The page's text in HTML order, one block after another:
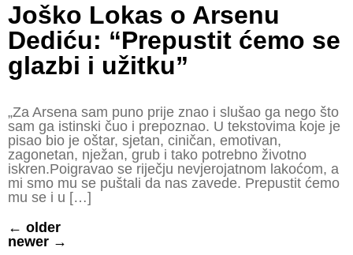
Joško Lokas o Arsenu
Dediću: “Prepustit ćemo se
glazbi i užitku”
„Za Arsena sam puno prije znao i slušao ga nego što
sam ga istinski čuo i prepoznao. U tekstovima koje je
pisao bio je oštar, sjetan, ciničan, emotivan,
zagonetan, nježan, grub i tako potrebno životno
iskren.Poigravao se riječju nevjerojatnom lakoćom, a
mi smo mu se puštali da nas zavede. Prepustit ćemo
mu se i u […]
← older
newer →